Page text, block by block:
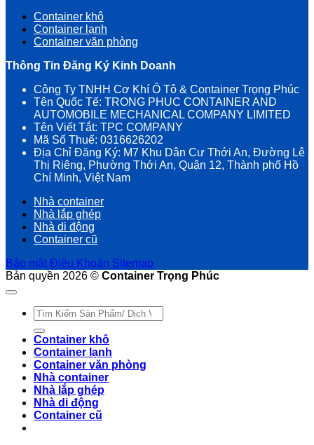
Container khô
Container lạnh
Container văn phòng
Thông Tin Đăng Ký Kinh Doanh
Công Ty TNHH Cơ Khí Ô Tô & Container Trọng Phúc
Tên Quốc Tế: TRONG PHUC CONTAINER AND
AUTOMOBILE MECHANICAL COMPANY LIMITED
Tên Viết Tắt: TPC COMPANY
Mã Số Thuế: 0316626202
Địa Chỉ Đăng Ký: M7 Khu Dân Cư Thới An, Đường Lê
Thị Riêng, Phường Thới An, Quận 12, Thành phố Hồ
Chí Minh, Việt Nam
Nhà container
Nhà lắp ghép
Nhà di động
Container cũ
Bảo mật Điều Khoản Sitemap
Bản quyền 2026 © Container Trọng Phúc
Tìm
kiếm:
Container khô
Container lạnh
Container văn phòng
Nhà container
Nhà lắp ghép
Nhà di động
Container cũ